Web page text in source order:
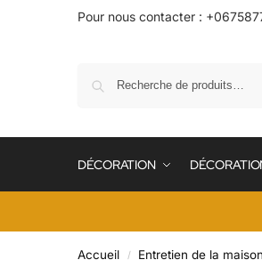
Pour nous contacter :
DÉCORATION
Accueil / Entretien de la maison